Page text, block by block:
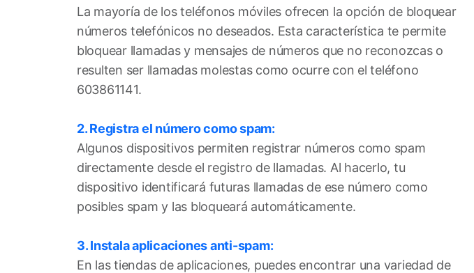
La mayoría de los teléfonos móviles ofrecen la opción de bloquear
números telefónicos no deseados. Esta característica te permite
bloquear llamadas y mensajes de números que no reconozcas o
resulten ser llamadas molestas como ocurre con el teléfono
603861141.
2. Registra el número como spam:
Algunos dispositivos permiten registrar números como spam
directamente desde el registro de llamadas. Al hacerlo, tu
dispositivo identificará futuras llamadas de ese número como
posibles spam y las bloqueará automáticamente.
3. Instala aplicaciones anti-spam:
En las tiendas de aplicaciones, puedes encontrar una variedad de